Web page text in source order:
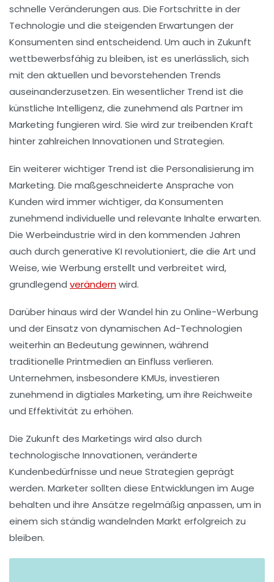
schnelle Veränderungen aus. Die Fortschritte in der
Technologie und die steigenden Erwartungen der
Konsumenten sind entscheidend. Um auch in Zukunft
wettbewerbsfähig zu bleiben, ist es unerlässlich, sich
mit den aktuellen und bevorstehenden Trends
auseinanderzusetzen. Ein wesentlicher Trend ist die
künstliche Intelligenz, die zunehmend als Partner im
Marketing fungieren wird. Sie wird zur treibenden Kraft
hinter zahlreichen Innovationen und Strategien.
Ein weiterer wichtiger Trend ist die Personalisierung im
Marketing. Die maßgeschneiderte Ansprache von
Kunden wird immer wichtiger, da Konsumenten
zunehmend individuelle und relevante Inhalte erwarten.
Die Werbeindustrie wird in den kommenden Jahren
auch durch generative KI revolutioniert, die die Art und
Weise, wie Werbung erstellt und verbreitet wird,
grundlegend verändernwird.
Darüber hinaus wird der Wandel hin zu Online-Werbung
und der Einsatz von dynamischen Ad-Technologien
weiterhin an Bedeutung gewinnen, während
traditionelle Printmedien an Einfluss verlieren.
Unternehmen, insbesondere KMUs, investieren
zunehmend in digtiales Marketing, um ihre Reichweite
und Effektivität zu erhöhen.
Die Zukunft des Marketings wird also durch
technologische Innovationen, veränderte
Kundenbedürfnisse und neue Strategien geprägt
werden. Marketer sollten diese Entwicklungen im Auge
behalten und ihre Ansätze regelmäßig anpassen, um in
einem sich ständig wandelnden Markt erfolgreich zu
bleiben.